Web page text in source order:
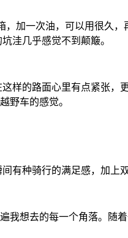
一次油，可以用很久，
洼几乎感觉不到颠簸。
的路面心里有点紧张，
野车的感觉。
种骑行的满足感，加上双
想去的每一个角落。随